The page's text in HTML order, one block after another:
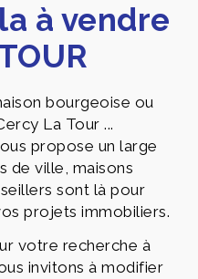
à vendre
bourgeoise ou
La Tour ...
propose un large
de ville, maisons
sont là pour
projets immobiliers.
votre recherche à
invitons à modifier